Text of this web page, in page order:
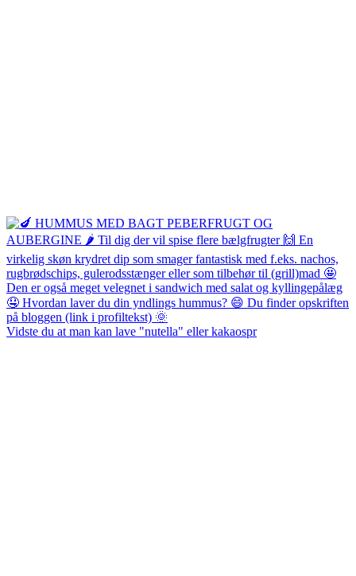
Vidste du at man kan lave "nutella" eller kakaospr